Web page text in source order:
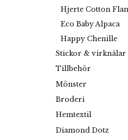
Hjerte Cotton
Eco Baby Alpaca
Happy Chenille
Stickor & virknålar
Tillbehör
Mönster
Broderi
Hemtextil
Diamond Dotz